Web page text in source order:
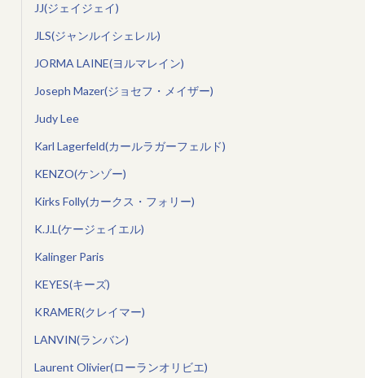
JJ(ジェイジェイ)
JLS(ジャンルイシェレル)
JORMA LAINE(ヨルマレイン)
Joseph Mazer(ジョセフ・メイザー)
Judy Lee
Karl Lagerfeld(カールラガーフェルド)
KENZO(ケンゾー)
Kirks Folly(カークス・フォリー)
K.J.L(ケージェイエル)
Kalinger Paris
KEYES(キーズ)
KRAMER(クレイマー)
LANVIN(ランバン)
Laurent Olivier(ローランオリビエ)